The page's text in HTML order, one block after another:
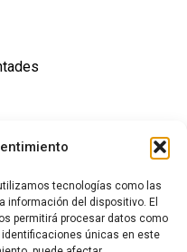
tecnologías como las
información del dispositivo. El
permitirá procesar datos como
únicas en este